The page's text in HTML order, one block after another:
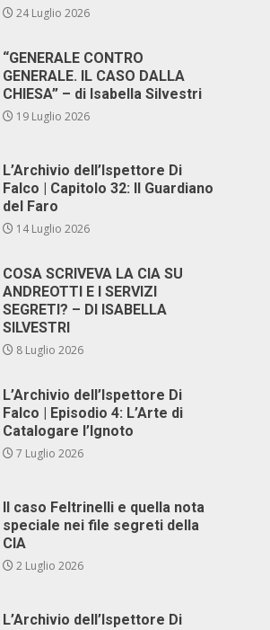
24 Luglio 2026
“GENERALE CONTRO
GENERALE. IL CASO DALLA
CHIESA” – di Isabella Silvestri
19 Luglio 2026
L’Archivio dell’Ispettore Di
Falco | Capitolo 32: Il Guardiano
del Faro
14 Luglio 2026
COSA SCRIVEVA LA CIA SU
ANDREOTTI E I SERVIZI
SEGRETI? – DI ISABELLA
SILVESTRI
8 Luglio 2026
L’Archivio dell’Ispettore Di
Falco | Episodio 4: L’Arte di
Catalogare l’Ignoto
7 Luglio 2026
Il caso Feltrinelli e quella nota
speciale nei file segreti della
CIA
2 Luglio 2026
L’Archivio dell’Ispettore Di